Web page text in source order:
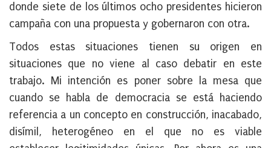
donde siete de los últimos ocho presidentes hicieron
campaña con una propuesta y gobernaron con otra.
Todos estas situaciones tienen su origen en
situaciones que no viene al caso debatir en este
trabajo. Mi intención es poner sobre la mesa que
cuando se habla de democracia se está haciendo
referencia a un concepto en construcción, inacabado,
disímil, heterogéneo en el que no es viable